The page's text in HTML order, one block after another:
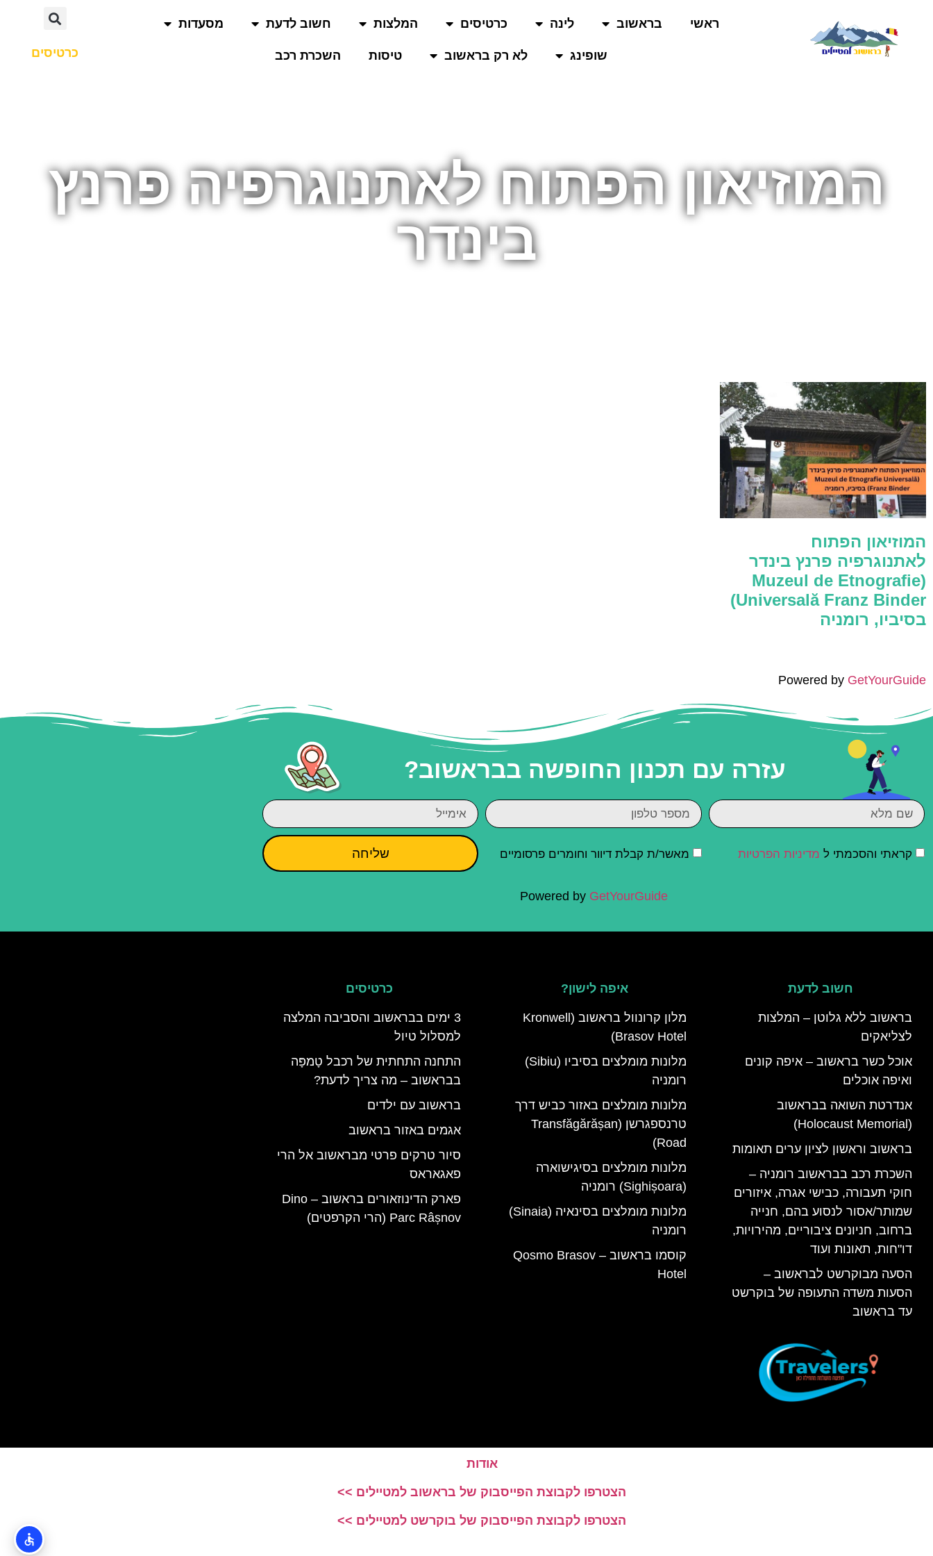
ראשי בראשוב לינה כרטיסים המלצות חשוב לדעת מסעדות
שופינג לא רק בראשוב טיסות השכרת רכב כרטיסים
המוזיאון הפתוח לאתנוגרפיה פרנץ
בינדר
המוזיאון הפתוח
לאתנוגרפיה פרנץ בינדר
(Muzeul de Etnografie
Universală Franz Binder)
בסיביו, רומניה
Powered by GetYourGuide
עזרה עם תכנון החופשה בבראשוב?
קראתי והסכמתי ל מדיניות הפרטיות מאשר/ת קבלת דיוור וחומרים פרסומיים שליחה
Powered by GetYourGuide
חשוב לדעת
בראשוב ללא גלוטן – המלצות
לצליאקים
אוכל כשר בראשוב – איפה קונים
ואיפה אוכלים
אנדרטת השואה בבראשוב
(Holocaust Memorial)
בראשוב וראשון לציון ערים תאומות
השכרת רכב בבראשוב רומניה –
חוקי תעבורה, כבישי אגרה, איזורים
שמותר/אסור לנסוע בהם, חנייה
ברחוב, חניונים ציבוריים, מהירויות,
דו"חות, תאונות ועוד
הסעה מבוקרשט לבראשוב –
הסעות משדה התעופה של בוקרשט
עד בראשוב
איפה לישון?
מלון קרונוול בראשוב (Kronwell
Brasov Hotel)
מלונות מומלצים בסיביו (Sibiu)
רומניה
מלונות מומלצים באזור כביש דרך
טרנספגרשן (Transfăgărășan
Road)
מלונות מומלצים בסיגישוארה
(Sighișoara) רומניה
מלונות מומלצים בסינאיה (Sinaia)
רומניה
קוסמו בראשוב – Qosmo Brasov
Hotel
כרטיסים
3 ימים בבראשוב והסביבה המלצה
למסלול טיול
התחנה התחתית של רכבל טָמפָּה
בבראשוב – מה צריך לדעת?
בראשוב עם ילדים
אגמים באזור בראשוב
סיור טרקים פרטי מבראשוב אל הרי
פאגאראס
פארק הדינוזאורים בראשוב – Dino
Parc Râșnov (הרי הקרפטים)
אודות
הצטרפו לקבוצת הפייסבוק של בראשוב למטיילים >>
הצטרפו לקבוצת הפייסבוק של בוקרשט למטיילים >>